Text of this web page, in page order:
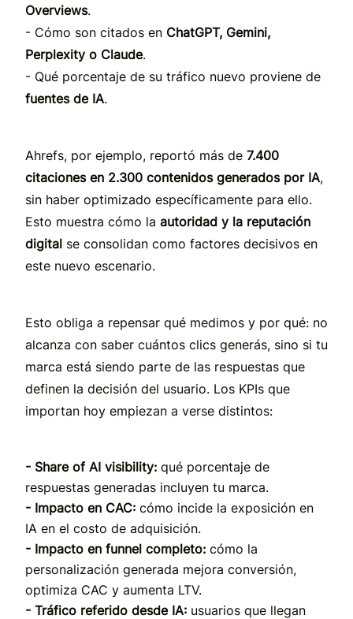
Overviews.
- Cómo son citados en ChatGPT, Gemini,
Perplexity o Claude.
- Qué porcentaje de su tráfico nuevo proviene de
fuentes de IA.
Ahrefs, por ejemplo, reportó más de 7.400
citaciones en 2.300 contenidos generados por IA,
sin haber optimizado específicamente para ello.
Esto muestra cómo la autoridad y la reputación
digital se consolidan como factores decisivos en
este nuevo escenario.
Esto obliga a repensar qué medimos y por qué: no
alcanza con saber cuántos clics generás, sino si tu
marca está siendo parte de las respuestas que
definen la decisión del usuario. Los KPIs que
importan hoy empiezan a verse distintos:
- Share of AI visibility: qué porcentaje de
respuestas generadas incluyen tu marca.
- Impacto en CAC: cómo incide la exposición en
IA en el costo de adquisición.
- Impacto en funnel completo: cómo la
personalización generada mejora conversión,
optimiza CAC y aumenta LTV.
- Tráfico referido desde IA: usuarios que llegan